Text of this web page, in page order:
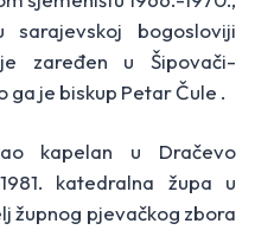
sarajevskoj bogosloviji
zaređen u Šipovači-
ga je biskup Petar Čule .
kapelan u Dračevo
katedralna župa u
župnog pjevačkog zbora